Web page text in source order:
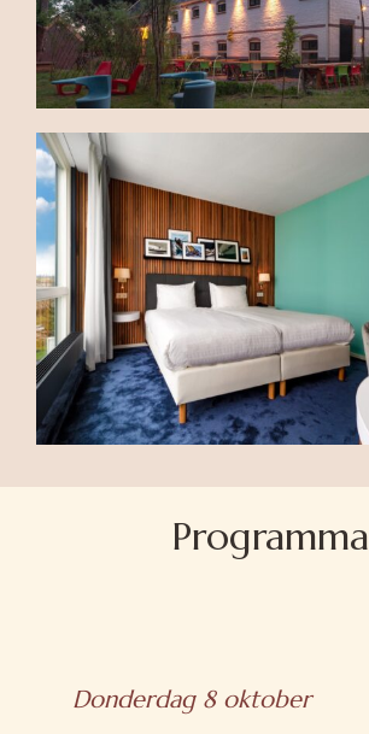
Programma
Donderdag 8 oktober